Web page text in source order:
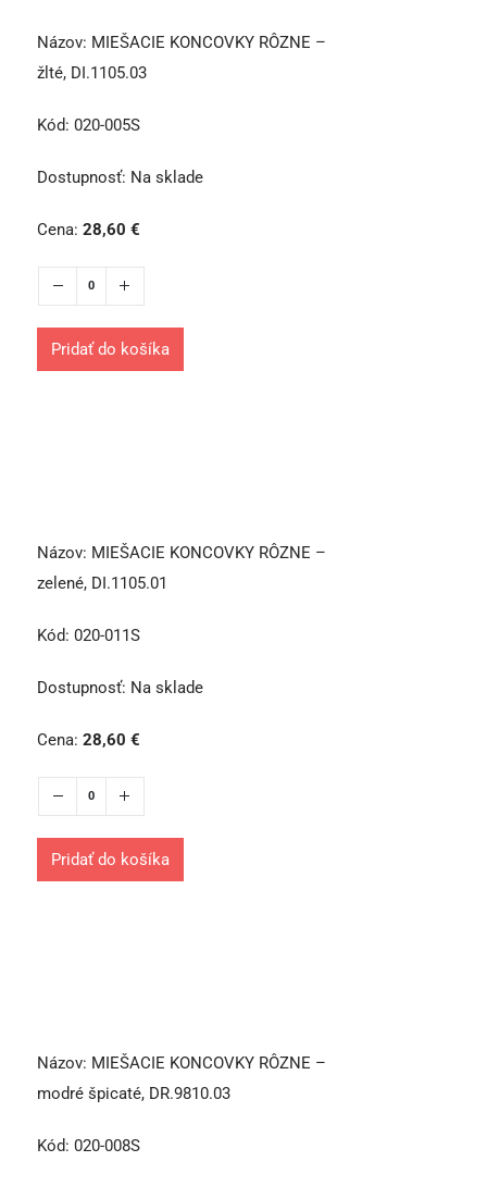
Názov: MIEŠACIE KONCOVKY RÔZNE –
žlté, DI.1105.03
Kód: 020-005S
Dostupnosť: Na sklade
Cena: 28,60 €
Pridať do košíka
Názov: MIEŠACIE KONCOVKY RÔZNE –
zelené, DI.1105.01
Kód: 020-011S
Dostupnosť: Na sklade
Cena: 28,60 €
Pridať do košíka
Názov: MIEŠACIE KONCOVKY RÔZNE –
modré špicaté, DR.9810.03
Kód: 020-008S